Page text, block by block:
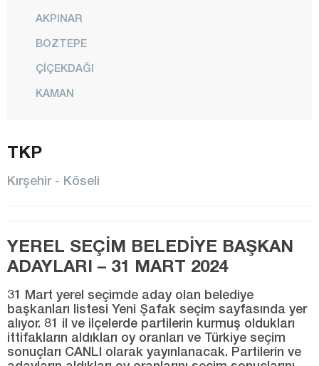
AKPINAR
BOZTEPE
ÇİÇEKDAĞI
KAMAN
KURANCILI
MERKEZ
ÖZBAĞ
Kilis
Kocaeli
Konya
Kütahya
Malatya
TKP
Kırşehir - Köseli
YEREL SEÇİM BELEDİYE BAŞKAN
ADAYLARI – 31 MART 2024
31 Mart yerel seçimde aday olan belediye
başkanları listesi Yeni Şafak seçim sayfasında yer
alıyor. 81 il ve ilçelerde partilerin kurmuş oldukları
ittifakların aldıkları oy oranları ve Türkiye seçim
sonuçları CANLI olarak yayınlanacak. Partilerin ve